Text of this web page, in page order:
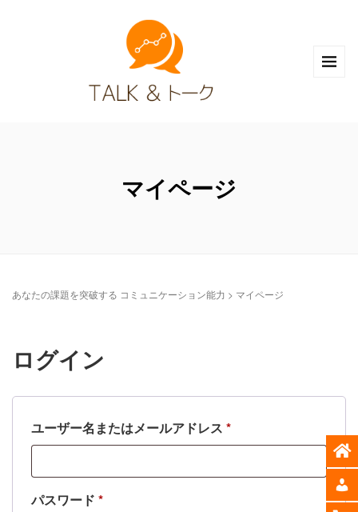
マイページ
あなたの課題を突破する コミュニケーション能力 > マイページ
ログイン
ユーザー名またはメールアドレス *必
パスワード *必